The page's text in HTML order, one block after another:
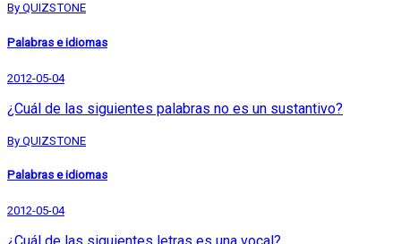
By QUIZSTONE
Palabras e idiomas
2012-05-04
¿Cuál de las siguientes palabras no es un sustantivo?
By QUIZSTONE
Palabras e idiomas
2012-05-04